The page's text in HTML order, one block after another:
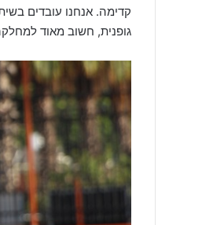
קדימה. אנחנו עובדים
גופנית, חשוב מאוד